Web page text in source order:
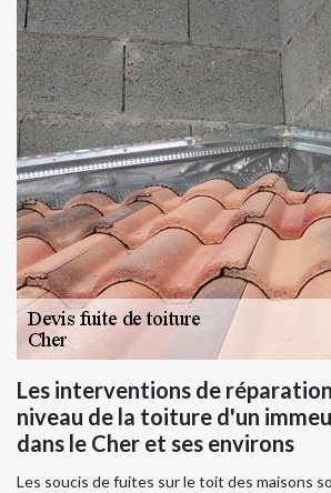
Les interventions de
niveau de la toiture d'un
dans le Cher et ses environs
Les soucis de fuites sur le toit des maisons